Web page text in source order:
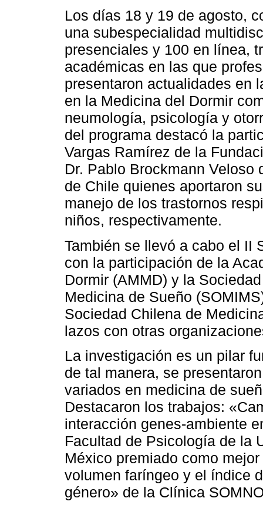
Los días 18 y 19 de agosto,
una subespecialidad
presenciales y 100 en línea,
académicas en las que
presentaron actualidades en
en la Medicina del Dormir
neumología, psicología y
del programa destacó la
Vargas Ramírez de la
Dr. Pablo Brockmann
de Chile quienes aportaron
manejo de los trastornos
niños, respectivamente.
También se llevó a cabo el II
con la participación de la
Dormir (AMMD) y la
Medicina de Sueño
Sociedad Chilena de
lazos con otras
La investigación es un pilar
de tal manera, se
variados en medicina de
Destacaron los trabajos:
interacción genes-ambiente
Facultad de Psicología de la
México premiado como
volumen faríngeo y el índice
género» de la Clínica